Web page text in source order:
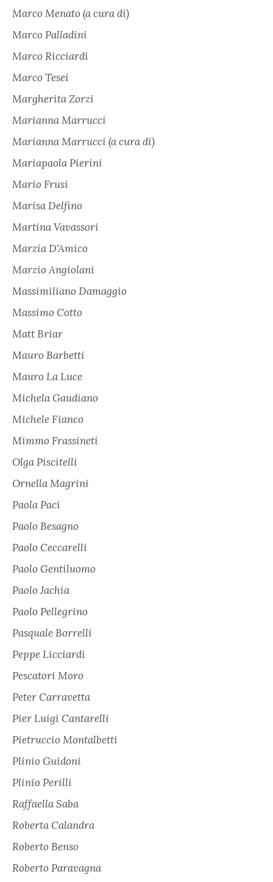
Marco Menato (a cura di)
Marco Palladini
Marco Ricciardi
Marco Tesei
Margherita Zorzi
Marianna Marrucci
Marianna Marrucci (a cura di)
Mariapaola Pierini
Mario Frusi
Marisa Delfino
Martina Vavassori
Marzia D'Amico
Marzio Angiolani
Massimiliano Damaggio
Massimo Cotto
Matt Briar
Mauro Barbetti
Mauro La Luce
Michela Gaudiano
Michele Fianco
Mimmo Frassineti
Olga Piscitelli
Ornella Magrini
Paola Paci
Paolo Besagno
Paolo Ceccarelli
Paolo Gentiluomo
Paolo Jachia
Paolo Pellegrino
Pasquale Borrelli
Peppe Licciardi
Pescatori Moro
Peter Carravetta
Pier Luigi Cantarelli
Pietruccio Montalbetti
Plinio Guidoni
Plinio Perilli
Raffaella Saba
Roberta Calandra
Roberto Benso
Roberto Paravagna